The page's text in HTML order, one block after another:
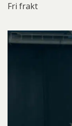
Fri frakt